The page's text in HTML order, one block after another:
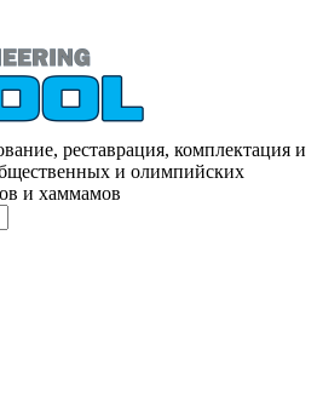
реставрация, комплектация и
и олимпийских
и хаммамов